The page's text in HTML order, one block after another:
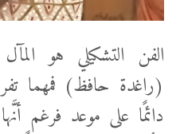
الفن التشكيلي هو
(راغدة حافظ) فمهما
دائمًا على موعد فرغم